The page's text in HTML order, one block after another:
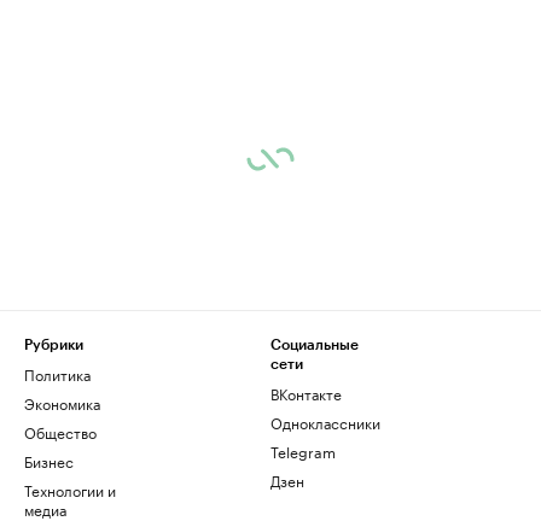
Рубрики
Политика
Экономика
Общество
Бизнес
Технологии и
медиа
Социальные
сети
ВКонтакте
Одноклассники
Telegram
Дзен